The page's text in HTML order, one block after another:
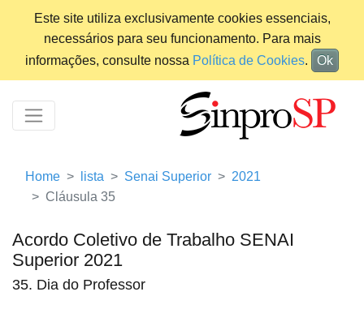
Este site utiliza exclusivamente cookies essenciais,
necessários para seu funcionamento. Para mais
informações, consulte nossa Política de Cookies. Ok
Home lista Senai Superior
2021
Cláusula 35
Acordo Coletivo de Trabalho SENAI
Superior 2021
35. Dia do Professor